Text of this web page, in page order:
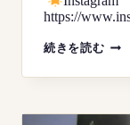
https://
続きを読むア